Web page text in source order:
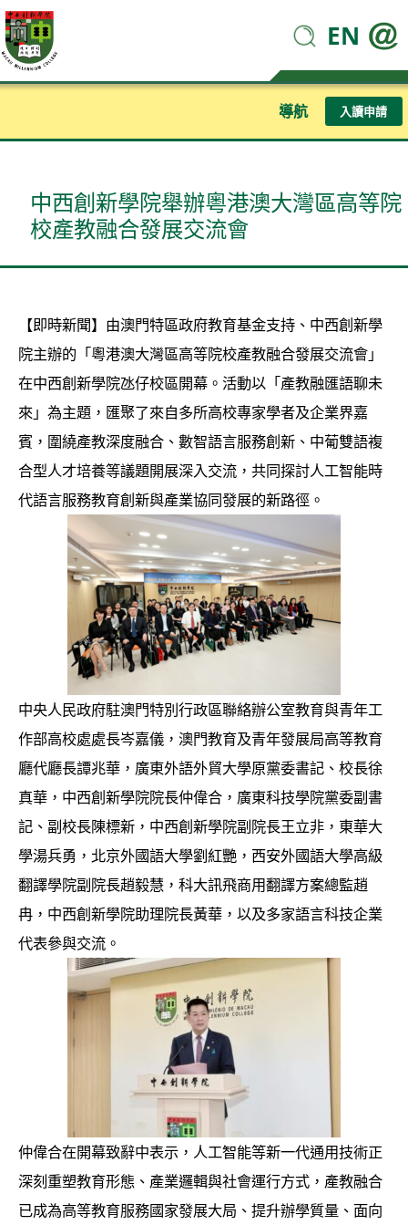
EN
導航 入讀申請
中西創新學院舉辦粵港澳大灣區高等院
校產教融合發展交流會
【即時新聞】由澳門特區政府教育基金支持、中西創新學
院主辦的「粵港澳大灣區高等院校產教融合發展交流會」
在中西創新學院氹仔校區開幕。活動以「產教融匯語聊未
來」為主題，匯聚了來自多所高校專家學者及企業界嘉
賓，圍繞產教深度融合、數智語言服務創新、中葡雙語複
合型人才培養等議題開展深入交流，共同探討人工智能時
代語言服務教育創新與產業協同發展的新路徑。
中央人民政府駐澳門特別行政區聯絡辦公室教育與青年工
作部高校處處長岑嘉儀，澳門教育及青年發展局高等教育
廳代廳長譚兆華，廣東外語外貿大學原黨委書記、校長徐
真華，中西創新學院院長仲偉合，廣東科技學院黨委副書
記、副校長陳標新，中西創新學院副院長王立非，東華大
學湯兵勇，北京外國語大學劉紅艷，西安外國語大學高級
翻譯學院副院長趙毅慧，科大訊飛商用翻譯方案總監趙
冉，中西創新學院助理院長黃華，以及多家語言科技企業
代表參與交流。
仲偉合在開幕致辭中表示，人工智能等新一代通用技術正
深刻重塑教育形態、產業邏輯與社會運行方式，產教融合
已成為高等教育服務國家發展大局、提升辦學質量、面向